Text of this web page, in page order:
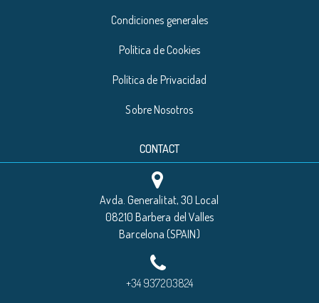
Condiciones generales
Política de Cookies
Política de Privacidad
Sobre Nosotros
CONTACT
Avda. Generalitat, 30 Local
08210 Barbera del Valles
Barcelona (SPAIN)
+34 937203824